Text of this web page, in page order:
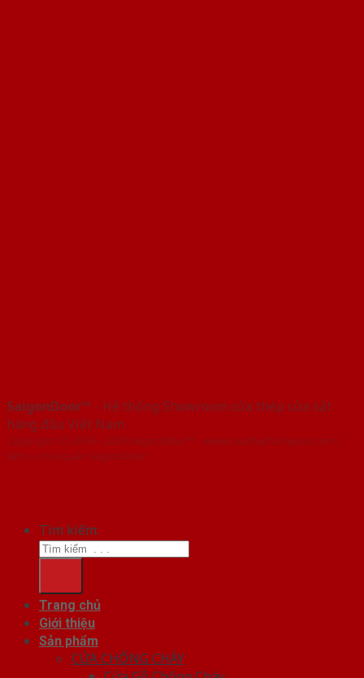
SaigonDoor™ - Hệ thống Showroom cửa thép cửa sắt
hàng đầu Việt Nam
Copyright ⓒ 2016 – 2026 SaigonDoor™ - www.cuathephanquoc.com |
Đơn vị chủ quản SaigonDoor
Tìm kiếm:
Trang chủ
Giới thiệu
Sản phẩm
CỬA CHỐNG CHÁY